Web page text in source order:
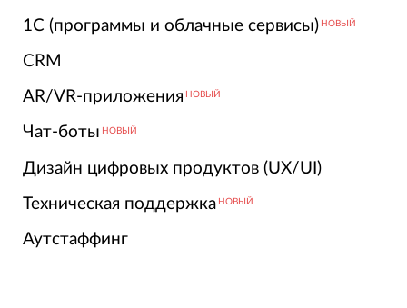
1С (программы и облачные сервисы) НОВЫЙ
CRM
AR/VR-приложения НОВЫЙ
Чат-боты НОВЫЙ
Дизайн цифровых продуктов (UX/UI)
Техническая поддержка НОВЫЙ
Аутстаффинг